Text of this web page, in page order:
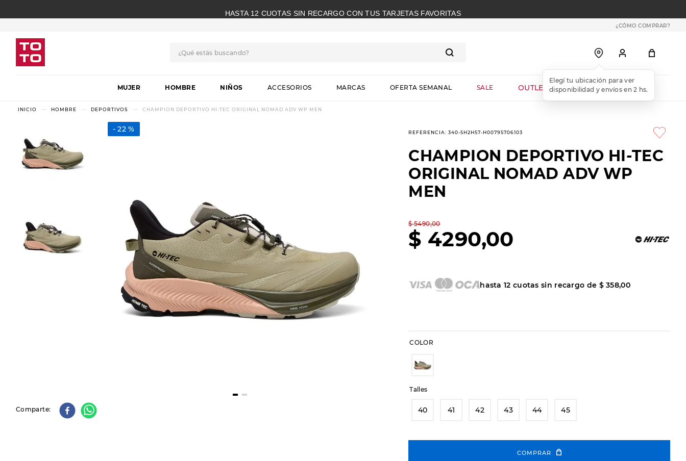
HASTA 12 CUOTAS SIN RECARGO CON TUS TARJETAS FAVORITAS
¿CÓMO COMPRAR?
MUJER HOMBRE NIÑOS ACCESORIOS MARCAS OFERTA SEMANAL SALE OUTLET WEB
HOMBRE DEPORTIVOS CHAMPION DEPORTIVO HI-TEC ORIGINAL NOMAD ADV WP MEN
22 %
Comparte
REFERENCIA:340-5H2H57-H00795706103
CHAMPION DEPORTIVO HI-TEC
ORIGINAL NOMAD ADV WP
MEN
$ 5490,00
$ 4290,00
hasta12 cuotas sin recargo de $ 358,00
COLOR
Talles
40 41 42 43 44 45
COMPRAR
1.
botas
skechers
3.
hitec
9.
slip-ins
10. botas dama